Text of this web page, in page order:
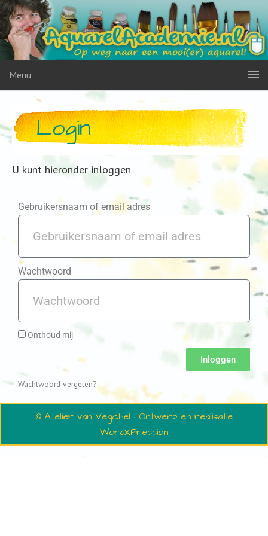
Menu
Login
U kunt hieronder inloggen
Gebruikersnaam of email adres
Wachtwoord
Onthoud mij
Inloggen
Wachtwoord vergeten?
© Atelier van Vegchel · Ontwerp en realisatie
WordXPression